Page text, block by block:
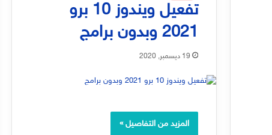
تفعيل ويندوز 10 برو
2021 وبدون برامج
19 ديسمبر, 2020
المزيد من التفاصيل »